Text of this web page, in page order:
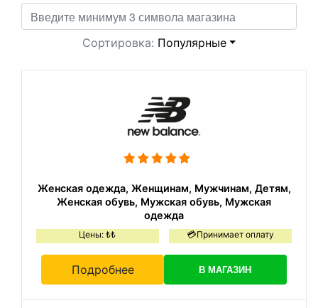
Сортировка: Популярные
Женская одежда, Женщинам, Мужчинам, Детям,
Женская обувь, Мужская обувь, Мужская
одежда
Цены: ₺₺ 💳Принимает оплату
Подробнее В МАГАЗИН